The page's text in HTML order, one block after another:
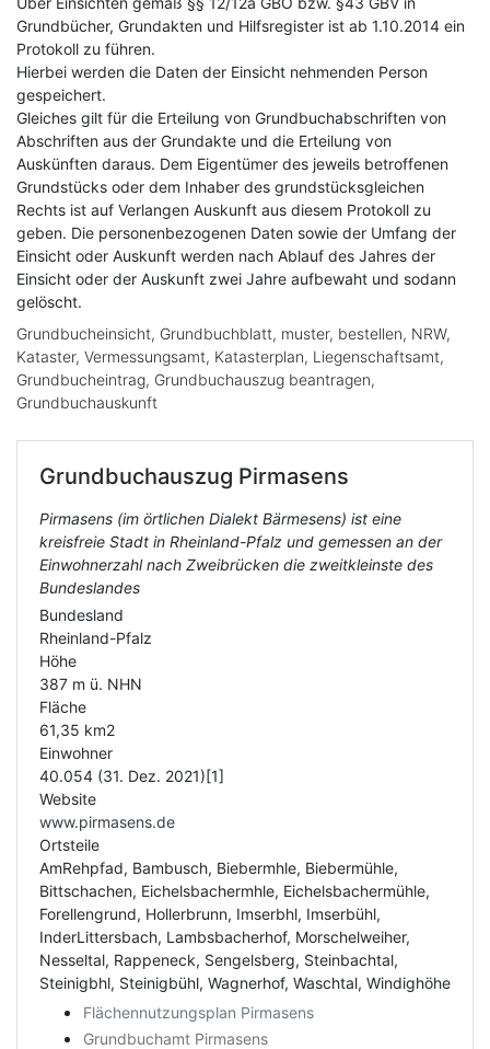
Grundbücher, Grundakten und Hilfsregister ist ab 1.10.2014 ein
Protokoll zu führen.
Hierbei werden die Daten der Einsicht nehmenden Person
gespeichert.
Gleiches gilt für die Erteilung von Grundbuchabschriften von
Abschriften aus der Grundakte und die Erteilung von
Auskünften daraus. Dem Eigentümer des jeweils betroffenen
Grundstücks oder dem Inhaber des grundstücksgleichen
Rechts ist auf Verlangen Auskunft aus diesem Protokoll zu
geben. Die personenbezogenen Daten sowie der Umfang der
Einsicht oder Auskunft werden nach Ablauf des Jahres der
Einsicht oder der Auskunft zwei Jahre aufbewaht und sodann
gelöscht.
Grundbucheinsicht, Grundbuchblatt, muster, bestellen, NRW,
Kataster, Vermessungsamt, Katasterplan, Liegenschaftsamt,
Grundbucheintrag, Grundbuchauszug beantragen,
Grundbuchauskunft
Grundbuchauszug Pirmasens
Pirmasens (im örtlichen Dialekt Bärmesens) ist eine
kreisfreie Stadt in Rheinland-Pfalz und gemessen an der
Einwohnerzahl nach Zweibrücken die zweitkleinste des
Bundeslandes
Bundesland
Rheinland-Pfalz
Höhe
387 m ü. NHN
Fläche
61,35 km2
Einwohner
40.054 (31. Dez. 2021)[1]
Website
www.pirmasens.de
Ortsteile
AmRehpfad, Bambusch, Biebermhle, Biebermühle,
Bittschachen, Eichelsbachermhle, Eichelsbachermühle,
Forellengrund, Hollerbrunn, Imserbhl, Imserbühl,
InderLittersbach, Lambsbacherhof, Morschelweiher,
Nesseltal, Rappeneck, Sengelsberg, Steinbachtal,
Steinigbhl, Steinigbühl, Wagnerhof, Waschtal, Windighöhe
Flächennutzungsplan Pirmasens
Grundbuchamt Pirmasens